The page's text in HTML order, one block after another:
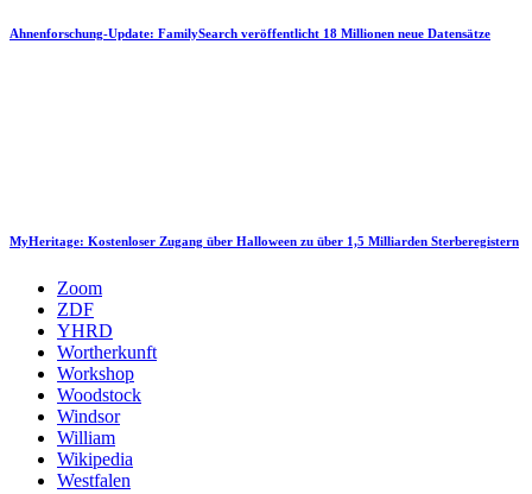
Ahnenforschung-Update: FamilySearch veröffentlicht 18 Millionen neue Datensätze
MyHeritage: Kostenloser Zugang über Halloween zu über 1,5 Milliarden Sterberegistern
Zoom
ZDF
YHRD
Wortherkunft
Workshop
Woodstock
Windsor
William
Wikipedia
Westfalen